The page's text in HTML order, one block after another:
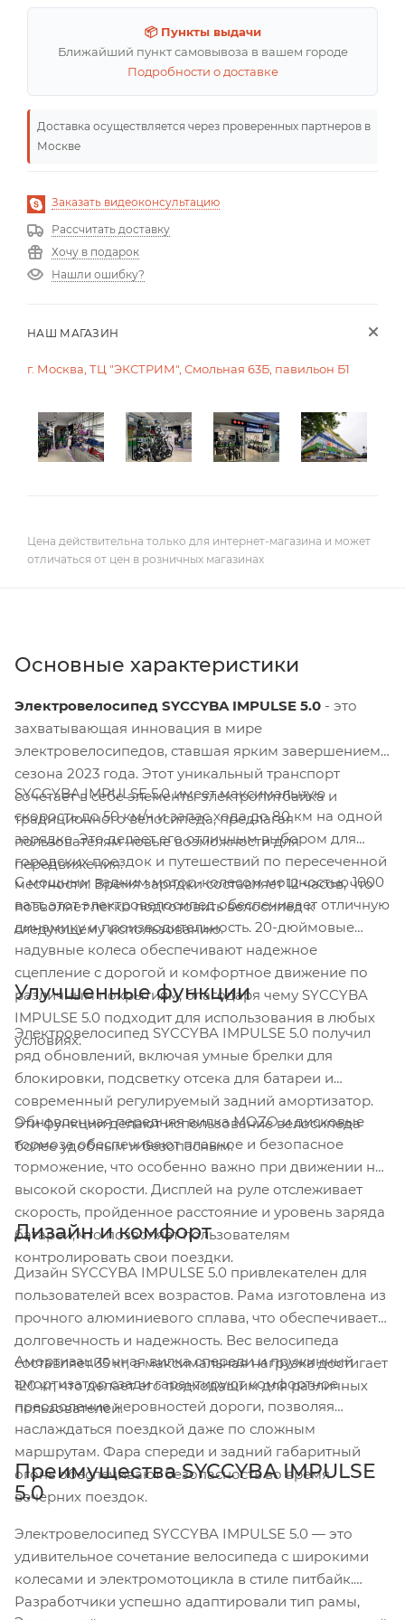
📦 Пункты выдачи
Ближайший пункт самовывоза в вашем городе
Подробности о доставке
Доставка осуществляется через проверенных партнеров в
Москве
Заказать видеоконсультацию
Рассчитать доставку
Хочу в подарок
Нашли ошибку?
НАШ МАГАЗИН
г. Москва, ТЦ "ЭКСТРИМ", Смольная 63Б, павильон Б1
Цена действительна только для интернет-магазина и может
отличаться от цен в розничных магазинах
Основные характеристики
Электровелосипед SYCCYBA IMPULSE 5.0 - это
захватывающая инновация в мире
электровелосипедов, ставшая ярким завершением
сезона 2023 года. Этот уникальный транспорт
сочетает в себе элементы электропитбайка и
традиционного велосипеда, предлагая
пользователям новые возможности для
передвижения.
SYCCYBA IMPULSE 5.0 имеет максимальную
скорость до 50 км/ч и запас хода до 80 км на одной
зарядке. Это делает его отличным выбором для
городских поездок и путешествий по пересеченной
местности. Время зарядки составляет 12 часов, что
позволяет легко подготовить велосипед к
следующему использованию.
С мощным задним мотор-колесом мощностью 1000
ватт, этот электровелосипед обеспечивает отличную
динамику и производительность. 20-дюймовые
надувные колеса обеспечивают надежное
сцепление с дорогой и комфортное движение по
различным покрытиям, благодаря чему SYCCYBA
IMPULSE 5.0 подходит для использования в любых
условиях.
Улучшенные функции
Электровелосипед SYCCYBA IMPULSE 5.0 получил
ряд обновлений, включая умные брелки для
блокировки, подсветку отсека для батареи и
современный регулируемый задний амортизатор.
Эти функции делают использование велосипеда
более удобным и безопасным.
Обновленная передняя вилка MOZO и дисковые
тормоза обеспечивают плавное и безопасное
торможение, что особенно важно при движении на
высокой скорости. Дисплей на руле отслеживает
скорость, пройденное расстояние и уровень заряда
батареи, что позволяет пользователям
контролировать свои поездки.
Дизайн и комфорт
Дизайн SYCCYBA IMPULSE 5.0 привлекателен для
пользователей всех возрастов. Рама изготовлена из
прочного алюминиевого сплава, что обеспечивает
долговечность и надежность. Вес велосипеда
составляет 35 кг, а максимальная нагрузка достигает
120 кг, что делает его подходящим для различных
пользователей.
Амортизационная вилка спереди и пружинный
амортизатор сзади гарантируют комфортное
преодоление неровностей дороги, позволяя
наслаждаться поездкой даже по сложным
маршрутам. Фара спереди и задний габаритный
огонь обеспечивают безопасность во время
вечерних поездок.
Преимущества SYCCYBA IMPULSE
5.0
Электровелосипед SYCCYBA IMPULSE 5.0 — это
удивительное сочетание велосипеда с широкими
колесами и электромотоцикла в стиле питбайк.
Разработчики успешно адаптировали тип рамы,